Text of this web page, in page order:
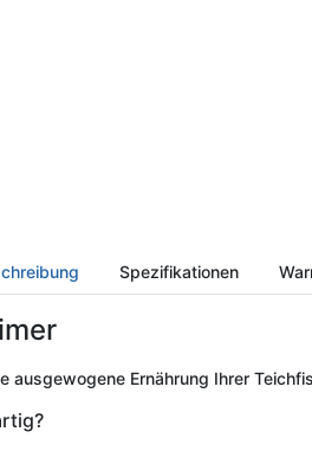
Spezifikationen
ausgewogene Ernährung Ihrer